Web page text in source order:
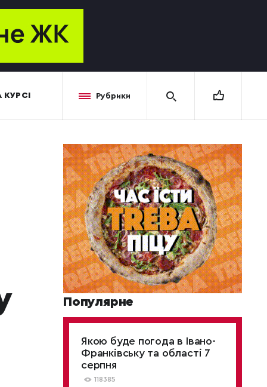
Рубрики
Популярне
Якою буде погода в Івано-
Франківську та області 7
серпня
118385